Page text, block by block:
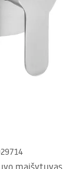
maišytuvas